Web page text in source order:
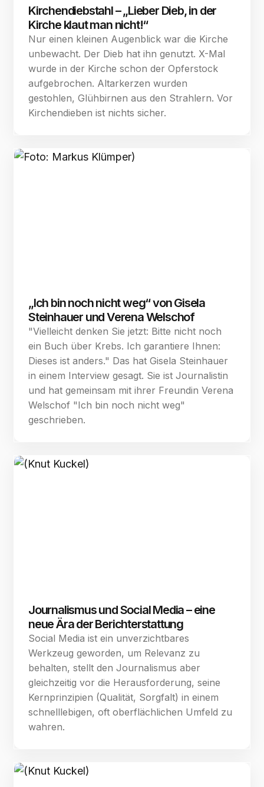
Kirchendiebstahl – „Lieber Dieb, in der
Kirche klaut man nicht!“
Nur einen kleinen Augenblick war die Kirche
unbewacht. Der Dieb hat ihn genutzt. X-Mal
wurde in der Kirche schon der Opferstock
aufgebrochen. Altarkerzen wurden
gestohlen, Glühbirnen aus den Strahlern. Vor
Kirchendieben ist nichts sicher.
„Ich bin noch nicht weg“ von Gisela
Steinhauer und Verena Welschof
"Vielleicht denken Sie jetzt: Bitte nicht noch
ein Buch über Krebs. Ich garantiere Ihnen:
Dieses ist anders." Das hat Gisela Steinhauer
in einem Interview gesagt. Sie ist Journalistin
und hat gemeinsam mit ihrer Freundin Verena
Welschof "Ich bin noch nicht weg"
geschrieben.
Journalismus und Social Media – eine
neue Ära der Berichterstattung
Social Media ist ein unverzichtbares
Werkzeug geworden, um Relevanz zu
behalten, stellt den Journalismus aber
gleichzeitig vor die Herausforderung, seine
Kernprinzipien (Qualität, Sorgfalt) in einem
schnelllebigen, oft oberflächlichen Umfeld zu
wahren.